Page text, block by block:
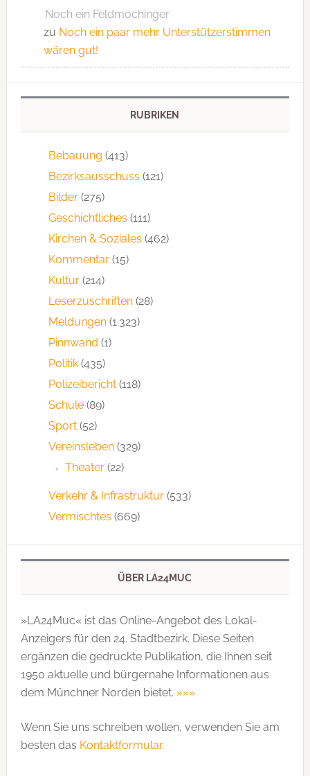
Noch ein Feldmochinger
zu Noch ein paar mehr Unterstützerstimmen
wären gut!
RUBRIKEN
Bebauung (413)
Bezirksausschuss (121)
Bilder(275)
Geschichtliches (111)
Kirchen & Soziales (462)
Kommentar(15)
Kultur(214)
Leserzuschriften(28)
Meldungen(1.323)
Pinnwand (1)
Politik(435)
Polizeibericht(118)
Schule(89)
Sport(52)
Vereinsleben(329)
Theater(22)
Verkehr & Infrastruktur(533)
Vermischtes (669)
ÜBER LA24MUC
»LA24Muc« ist das Online-Angebot des Lokal-
Anzeigers für den 24. Stadtbezirk. Diese Seiten
ergänzen die gedruckte Publi­kation, die Ihnen seit
1950 aktuelle und bürgernahe Informationen aus
dem Münchner Norden bietet. »»»
Wenn Sie uns schreiben wollen, verwenden Sie am
besten das Kontaktformular.